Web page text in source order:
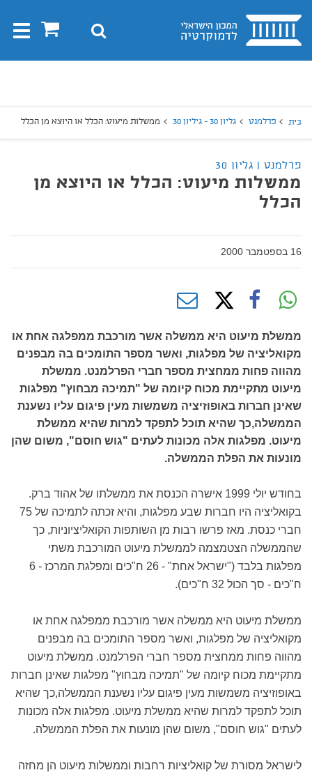
בית 0 חיפוש
בית פרלמנט גליון 30 - גיליון 30 ממשלות מיעוט: הכלל או היוצא מן הכלל
פרלמנט | גליון 30
ממשלות מיעוט: הכלל או היוצא מן
הכלל
16 בספטמבר 2000
ממשלת מיעוט היא ממשלה אשר מורכבת ממפלגה אחת או
מקואליציה של מפלגות, ואשר מספר התומכים בה מבפנים
מהווה פחות ממחצית מספר חברי הפרלמנט. ממשלת
מיעוט מתקיימת מכוח קיומה של "תמיכה מבחוץ" מפלגות
שאינן חברות באופוזיציה משמשות מעין פיגום עליו נשענת
הממשלה,כך שהיא תוכל לתפקד למרות שהיא ממשלת
מיעוט. מפלגות אלה מכונות לעתים "גוש חוסם", משום שהן
מונעות את הפלת הממשלה.
בחודש יולי 1999 אישרה הכנסת את ממשלתו של אהוד ברק.
בקואליציה היו חברות שבע מפלגות, והיא זכתה לתמיכה של 75
חברי כנסת. מאז פרשו רבות מן השותפות הקואליציוניות, כך
שהממשלה הצטמצמה לממשלת מיעוט המורכבת משתי
מפלגות בלבד ("ישראל אחת" - 26 ח"כים ומפלגת המרכז - 6
ח"כים - סך הכול 32 ח"כים).
ממשלת מיעוט היא ממשלה אשר מורכבת ממפלגה אחת או
מקואליציה של מפלגות, ואשר מספר התומכים בה מבפנים
מהווה פחות ממחצית מספר חברי הפרלמנט. ממשלת מיעוט
מתקיימת מכוח קיומה של "תמיכה מבחוץ" מפלגות שאינן חברות
באופוזיציה משמשות מעין פיגום עליו נשענת הממשלה,כך שהיא
תוכל לתפקד למרות שהיא ממשלת מיעוט. מפלגות אלה מכונות
לעתים "גוש חוסם", משום שהן מונעות את הפלת הממשלה.
לישראל מסורת של קואליציות רחבות וממשלות מיעוט הן מחזה